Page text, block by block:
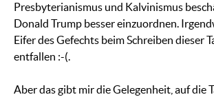
Presbyterianismus und Kalvinismus
Donald Trump besser einzuordnen.
Eifer des Gefechts beim Schreiben dieser
entfallen :-(.
Aber das gibt mir die Gelegenheit, auf die